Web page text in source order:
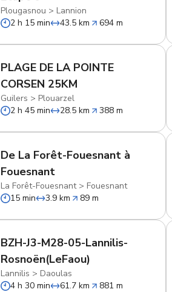
Plougasnou > Lannion
2 h 15 min
43.5 km 694 m
PLAGE DE LA POINTE
CORSEN 25KM
Guilers > Plouarzel
2 h 45 min
28.5 km 388 m
De La Forêt-Fouesnant à
Fouesnant
La Forêt-Fouesnant> Fouesnant
15 min
3.9 km 89 m
BZH-J3-M28-05-Lannilis-
Rosnoën(LeFaou)
Lannilis > Daoulas
4 h 30 min
61.7 km 881 m